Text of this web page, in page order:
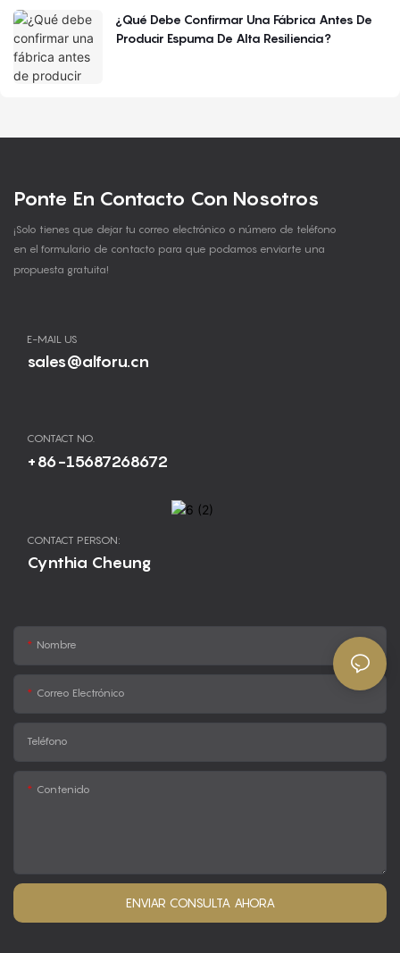
¿Qué Debe Confirmar Una Fábrica Antes De
Producir Espuma De Alta Resiliencia?
Ponte En Contacto Con Nosotros
¡Solo tienes que dejar tu correo electrónico o número de teléfono
en el formulario de contacto para que podamos enviarte una
propuesta gratuita!
E-MAIL US
sales@alforu.cn
CONTACT NO.
+86-15687268672
CONTACT PERSON:
Cynthia Cheung
Nombre
Correo Electrónico
Teléfono
Contenido
ENVIAR CONSULTA AHORA